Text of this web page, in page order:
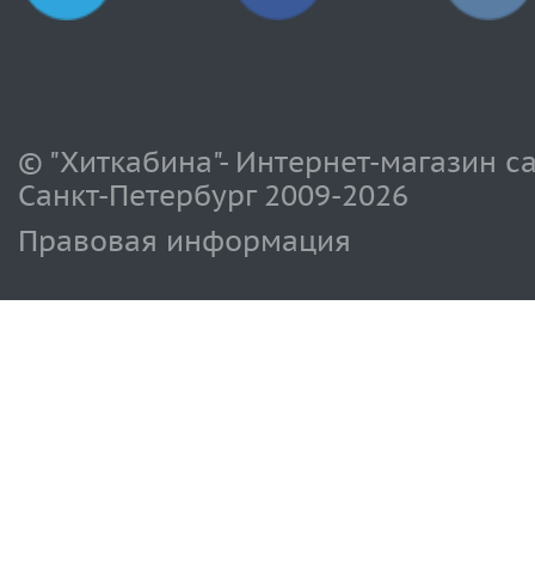
© "Хиткабина"- Интернет-магазин
Санкт-Петербург 2009-2026
Правовая информация